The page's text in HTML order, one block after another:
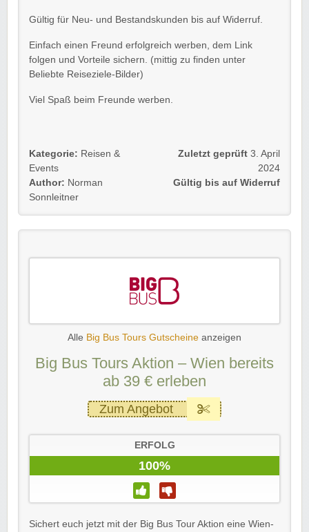
Gültig für Neu- und Bestandskunden bis auf Widerruf.
Einfach einen Freund erfolgreich werben, dem Link
folgen und Vorteile sichern. (mittig zu finden unter
Beliebte Reiseziele-Bilder)
Viel Spaß beim Freunde werben.
Kategorie: Reisen &
Events
Author: Norman
Sonnleitner
Zuletzt geprüft 3. April
2024
Gültig bis auf Widerruf
Alle Big Bus Tours Gutscheine anzeigen
Big Bus Tours Aktion – Wien bereits
ab 39 € erleben
Zum Angebot
ERFOLG
100%
Sichert euch jetzt mit der Big Bus Tour Aktion eine Wien-